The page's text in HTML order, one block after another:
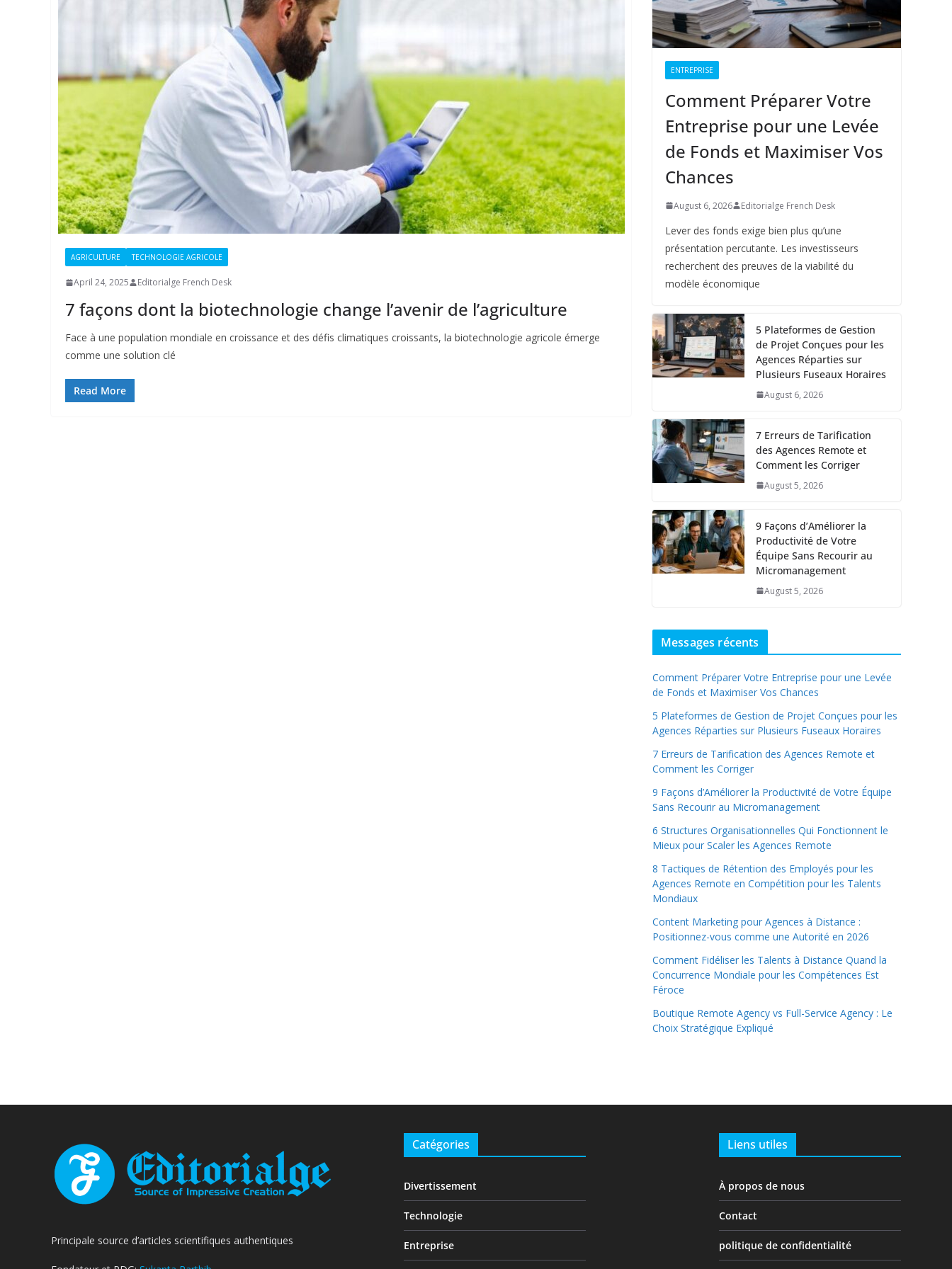
AGRICULTURE TECHNOLOGIE AGRICOLE
April 24, 2025 Editorialge French Desk
7 façons dont la biotechnologie change l’avenir de l’agriculture
Face à une population mondiale en croissance et des défis climatiques croissants, la biotechnologie agricole émerge
comme une solution clé
Read More
ENTREPRISE
Comment Préparer Votre
Entreprise pour une Levée
de Fonds et Maximiser Vos
Chances
August 6, 2026 Editorialge French Desk
Lever des fonds exige bien plus qu’une
présentation percutante. Les investisseurs
recherchent des preuves de la viabilité du
modèle économique
5 Plateformes de Gestion
de Projet Conçues pour les
Agences Réparties sur
Plusieurs Fuseaux Horaires
August 6, 2026
7 Erreurs de Tarification
des Agences Remote et
Comment les Corriger
August 5, 2026
9 Façons d’Améliorer la
Productivité de Votre
Équipe Sans Recourir au
Micromanagement
August 5, 2026
Messages récents
Comment Préparer Votre Entreprise pour une Levée
de Fonds et Maximiser Vos Chances
5 Plateformes de Gestion de Projet Conçues pour les
Agences Réparties sur Plusieurs Fuseaux Horaires
7 Erreurs de Tarification des Agences Remote et
Comment les Corriger
9 Façons d’Améliorer la Productivité de Votre Équipe
Sans Recourir au Micromanagement
6 Structures Organisationnelles Qui Fonctionnent le
Mieux pour Scaler les Agences Remote
8 Tactiques de Rétention des Employés pour les
Agences Remote en Compétition pour les Talents
Mondiaux
Content Marketing pour Agences à Distance :
Positionnez-vous comme une Autorité en 2026
Comment Fidéliser les Talents à Distance Quand la
Concurrence Mondiale pour les Compétences Est
Féroce
Boutique Remote Agency vs Full-Service Agency : Le
Choix Stratégique Expliqué
Principale source d’articles scientifiques authentiques
Catégories
Divertissement
Technologie
Entreprise
Liens utiles
À propos de nous
Contact
politique de confidentialité